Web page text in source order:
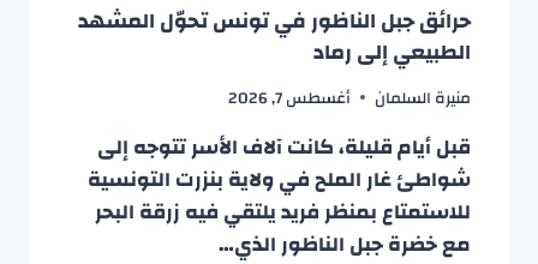
حرائق جبل الناظور في تونس تحوّل المشهد
الطبيعي إلى رماد
منيرة السلمان أغسطس 7, 2026
قبل أيام قليلة، كانت آلاف الأسر تتوجه إلى
شواطئ غار الملح في ولاية بنزرت التونسية
للاستمتاع بمنظر فريد يلتقي فيه زرقة البحر
مع خضرة جبل الناظور الذي…